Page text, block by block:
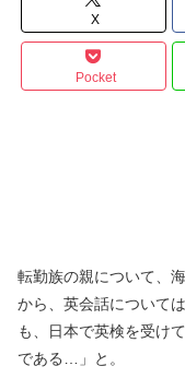
X
Pocket
転勤族の親について、
から、英会話について
も、日本で英検を受け
である…」と。